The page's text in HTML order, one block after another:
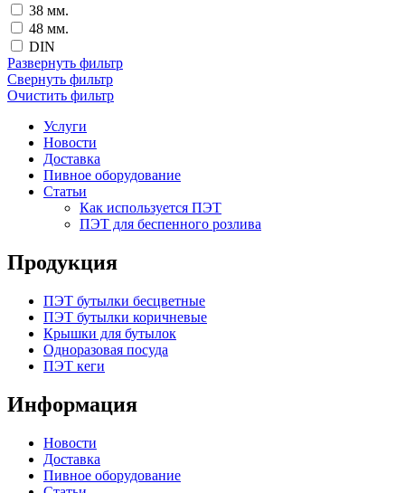
38 мм.
48 мм.
DIN
Развернуть фильтр
Свернуть фильтр
Очистить фильтр
Услуги
Новости
Доставка
Пивное оборудование
Статьи
Как используется ПЭТ
ПЭТ для беспенного розлива
Продукция
ПЭТ бутылки бесцветные
ПЭТ бутылки коричневые
Крышки для бутылок
Одноразовая посуда
ПЭТ кеги
Информация
Новости
Доставка
Пивное оборудование